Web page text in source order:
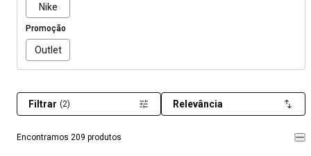
Nike
Promoção
Outlet
Encontramos 209 produtos
Filtrar (2) Relevância